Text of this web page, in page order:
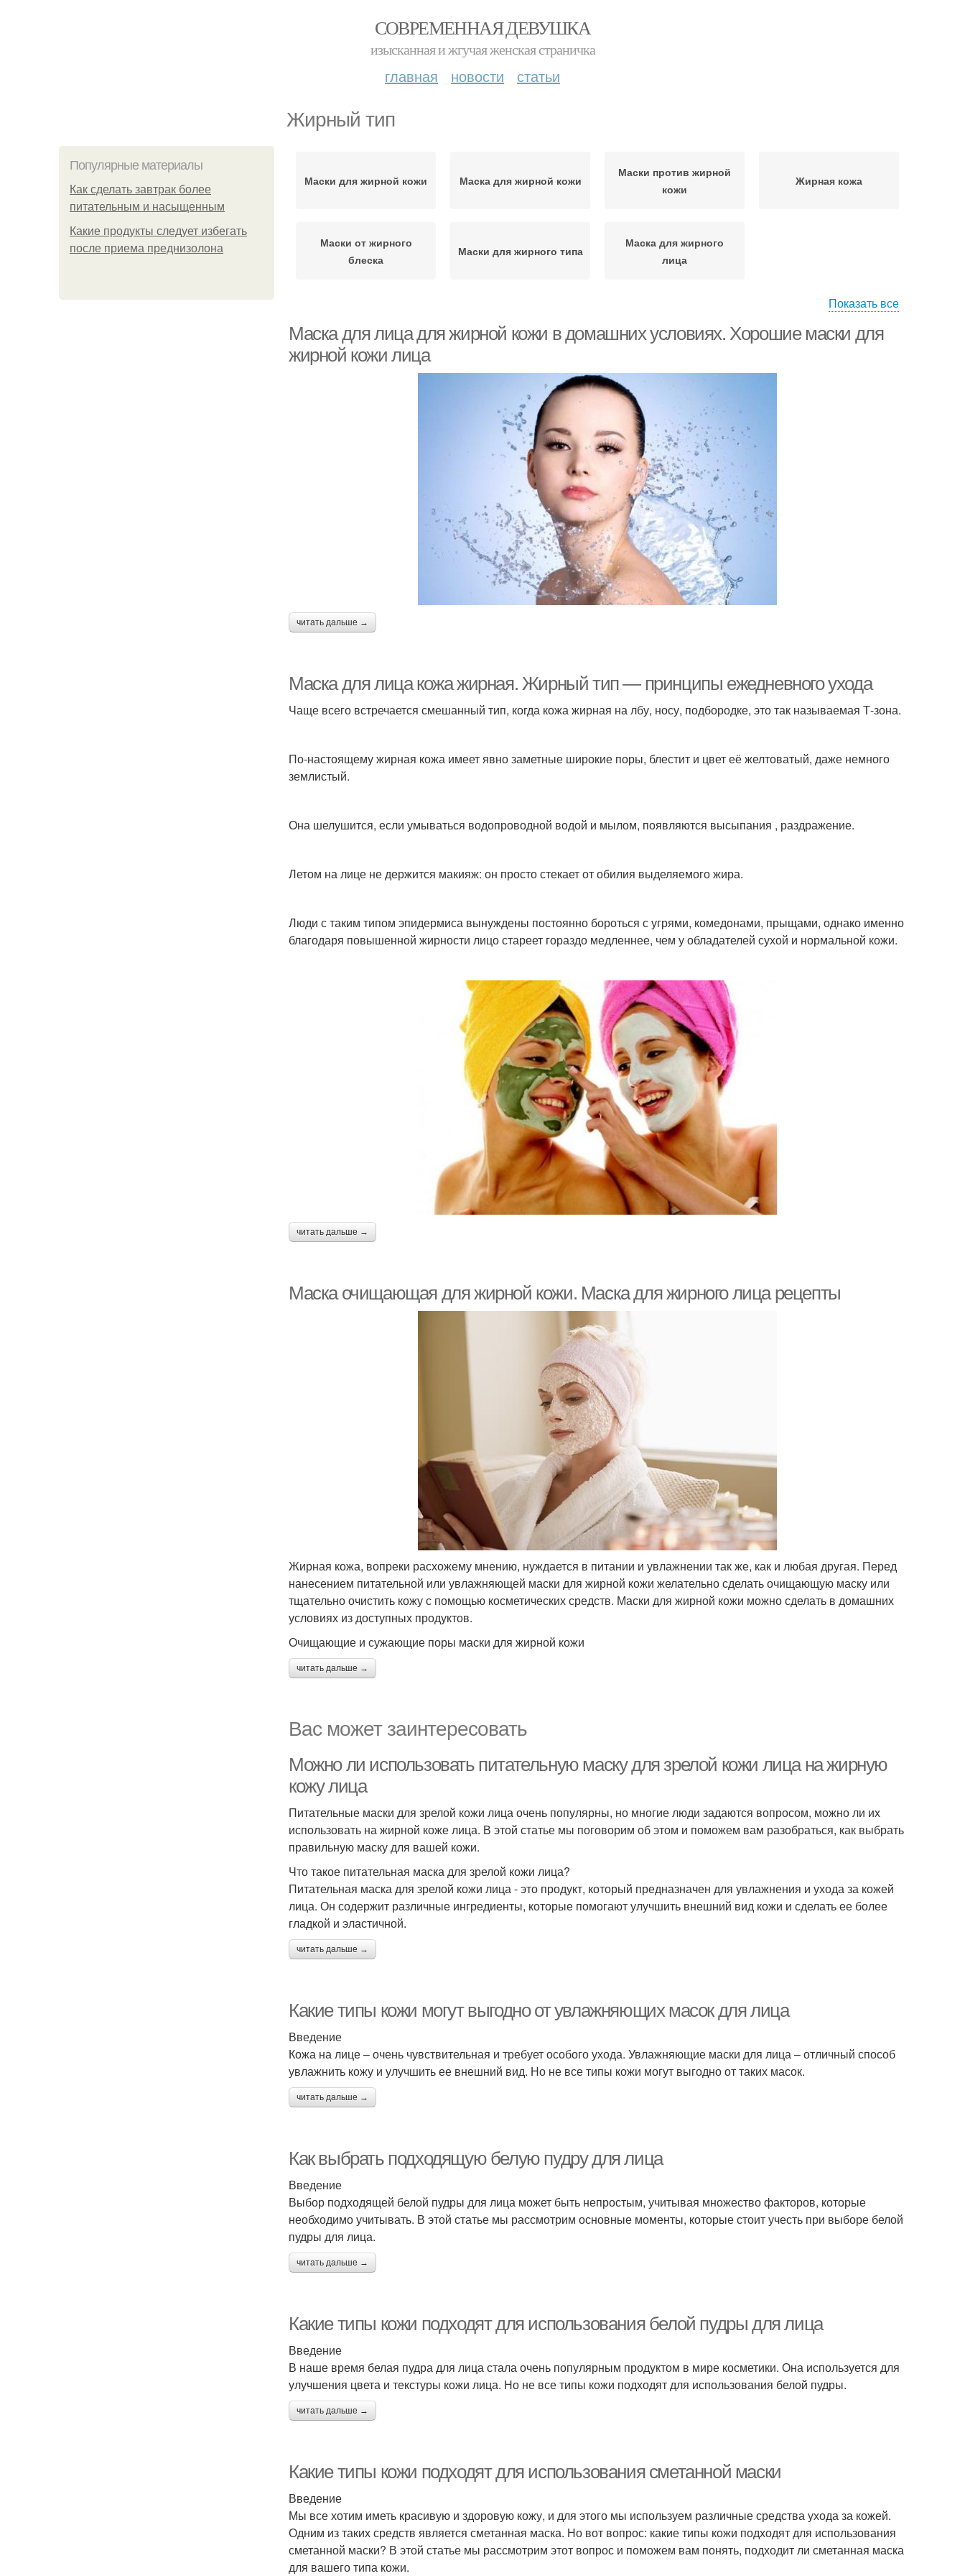
СОВРЕМЕННАЯ ДЕВУШКА
изысканная и жгучая женская страничка
главная новости статьи
Жирный тип
Популярные материалы
Как сделать завтрак более
питательным и насыщенным
Какие продукты следует избегать
после приема преднизолона
Маски для жирной кожи Маска для жирной кожи
Маски против жирной
кожи
Жирная кожа
Маски от жирного
блеска
Маски для жирного типа
Маска для жирного
лица
Показать все
Маска для лица для жирной кожи в домашних условиях. Хорошие маски для
жирной кожи лица
читать дальше →
Маска для лица кожа жирная. Жирный тип — принципы ежедневного ухода
Чаще всего встречается смешанный тип, когда кожа жирная на лбу, носу, подбородке, это так называемая Т-зона.
По-настоящему жирная кожа имеет явно заметные широкие поры, блестит и цвет её желтоватый, даже немного
землистый.
Она шелушится, если умываться водопроводной водой и мылом, появляются высыпания , раздражение.
Летом на лице не держится макияж: он просто стекает от обилия выделяемого жира.
Люди с таким типом эпидермиса вынуждены постоянно бороться с угрями, комедонами, прыщами, однако именно
благодаря повышенной жирности лицо стареет гораздо медленнее, чем у обладателей сухой и нормальной кожи.
читать дальше →
Маска очищающая для жирной кожи. Маска для жирного лица рецепты
Жирная кожа, вопреки расхожему мнению, нуждается в питании и увлажнении так же, как и любая другая. Перед
нанесением питательной или увлажняющей маски для жирной кожи желательно сделать очищающую маску или
тщательно очистить кожу с помощью косметических средств. Маски для жирной кожи можно сделать в домашних
условиях из доступных продуктов.
Очищающие и сужающие поры маски для жирной кожи
читать дальше →
Вас может заинтересовать
Можно ли использовать питательную маску для зрелой кожи лица на жирную
кожу лица
Питательные маски для зрелой кожи лица очень популярны, но многие люди задаются вопросом, можно ли их
использовать на жирной коже лица. В этой статье мы поговорим об этом и поможем вам разобраться, как выбрать
правильную маску для вашей кожи.
Что такое питательная маска для зрелой кожи лица?
Питательная маска для зрелой кожи лица - это продукт, который предназначен для увлажнения и ухода за кожей
лица. Он содержит различные ингредиенты, которые помогают улучшить внешний вид кожи и сделать ее более
гладкой и эластичной.
читать дальше →
Какие типы кожи могут выгодно от увлажняющих масок для лица
Введение
Кожа на лице – очень чувствительная и требует особого ухода. Увлажняющие маски для лица – отличный способ
увлажнить кожу и улучшить ее внешний вид. Но не все типы кожи могут выгодно от таких масок.
читать дальше →
Как выбрать подходящую белую пудру для лица
Введение
Выбор подходящей белой пудры для лица может быть непростым, учитывая множество факторов, которые
необходимо учитывать. В этой статье мы рассмотрим основные моменты, которые стоит учесть при выборе белой
пудры для лица.
читать дальше →
Какие типы кожи подходят для использования белой пудры для лица
Введение
В наше время белая пудра для лица стала очень популярным продуктом в мире косметики. Она используется для
улучшения цвета и текстуры кожи лица. Но не все типы кожи подходят для использования белой пудры.
читать дальше →
Какие типы кожи подходят для использования сметанной маски
Введение
Мы все хотим иметь красивую и здоровую кожу, и для этого мы используем различные средства ухода за кожей.
Одним из таких средств является сметанная маска. Но вот вопрос: какие типы кожи подходят для использования
сметанной маски? В этой статье мы рассмотрим этот вопрос и поможем вам понять, подходит ли сметанная маска
для вашего типа кожи.